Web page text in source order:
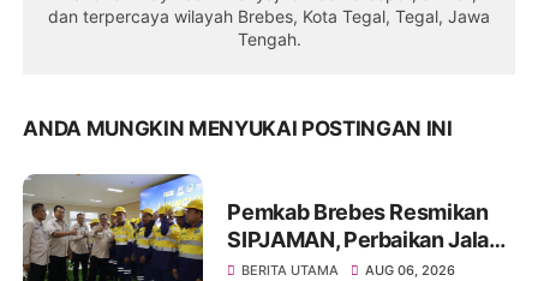
dan terpercaya wilayah Brebes, Kota Tegal, Tegal, Jawa
Tengah.
ANDA MUNGKIN MENYUKAI POSTINGAN INI
Pemkab Brebes Resmikan
SIPJAMAN, Perbaikan Jalan
Kini Lebih Cepat
BERITA UTAMA AUG 06, 2026